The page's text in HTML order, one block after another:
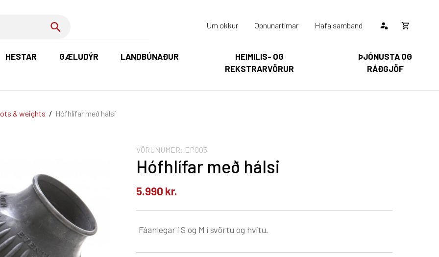
HESTAR GÆLUDÝR LANDBÚNAÐUR
HEIMILIS- OG
REKSTRARVÖRUR
ÞJÓNUSTA OG
RÁÐGJÖF
Um okkur Opnunartímar Hafa samband
Opna
Karfan þín
körfu
& weights / Hófhlífar með hálsi
VÖRUNÚMER: EP005
Hófhlífar með hálsi
5.990 kr.
Fáanlegar í S og M í svörtu og hvítu.